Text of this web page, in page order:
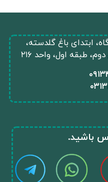
۰
ابتدای باغ گلدسته،
طبقه اول، واحد ۲۱۶
باشید.​​​​​​​